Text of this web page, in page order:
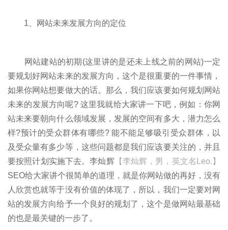
1、网站未来发展方向的定位
网站建站的初期(这里讲的是还未上线之前的网站)一定
要规划好网站未来的发展方向，这个是很重要的一件事情，
如果你网站想要做大的话。那么，我们应该要如何规划网站
未来的发展方向呢? 这里我就给大家讲一下吧，例如：你网
站未来要朝向什么领域发展，发展的空间有多大，潜力怎么
样?预计的受众群体有哪些? 能不能足够吸引受众群体，以
及受众量有多少等，这些问题都是我们应该要关注的，并且
要按照计划实施下去。李灿辉 【李灿辉，男，英文名Leo.】
SEO给大家讲个很简单的道理，就是你网站做的再好，没有
人欣赏也就等于没有价值的体现了，所以，我们一定要对网
站的发展方向给予一个良好的规划了，这个是做网站最基础
的也是最关键的一步了。